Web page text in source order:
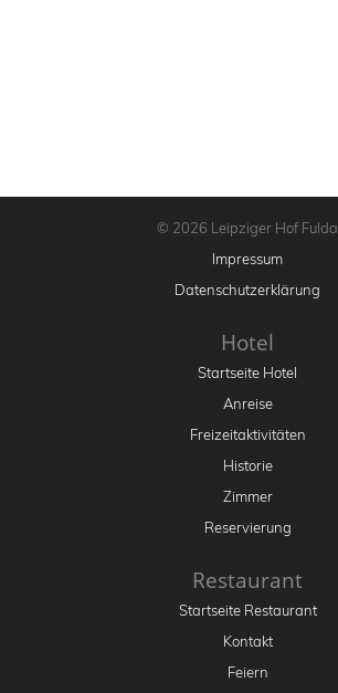
© 2026 Leipziger Hof Fulda
Impressum
Datenschutzerklärung
Hotel
Startseite Hotel
Anreise
Freizeitaktivitäten
Historie
Zimmer
Reservierung
Restaurant
Startseite Restaurant
Kontakt
Feiern